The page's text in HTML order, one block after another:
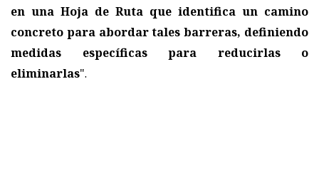
en una Hoja de Ruta que identifica un camino
concreto para abordar tales barreras, definiendo
medidas específicas para reducirlas o
eliminarlas".